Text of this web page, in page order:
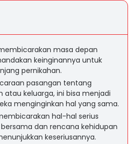
masa depan
keinginannya untuk
pernikahan.
pasangan tentang
atau keluarga, ini bisa menjadi
menginginkan hal yang sama.
hal-hal serius
dan rencana kehidupan
keseriusannya.